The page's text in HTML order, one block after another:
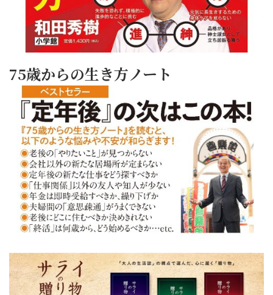
75歳からの生き方ノート